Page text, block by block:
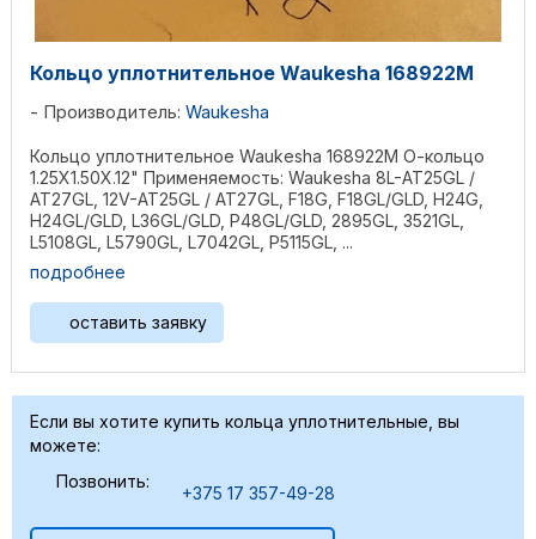
Кольцо уплотнительное Waukesha 168922M
Производитель: Waukesha
Кольцо уплотнительное Waukesha 168922M О-кольцо
1.25X1.50X.12" Применяемость: Waukesha 8L-AT25GL /
AT27GL, 12V-AT25GL / AT27GL, F18G, F18GL/GLD, H24G,
H24GL/GLD, L36GL/GLD, P48GL/GLD, 2895GL, 3521GL,
L5108GL, L5790GL, L7042GL, P5115GL, ...
подробнее
оставить заявку
Если вы хотите купить кольца уплотнительные, вы
можете:
Позвонить:
+375 17 357-49-28